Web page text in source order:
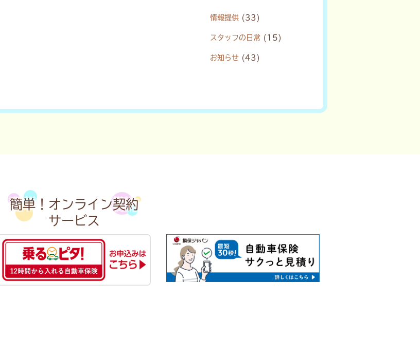
情報提供 (33)
スタッフの日常 (15)
お知らせ (43)
簡単！オンライン契約
サービス